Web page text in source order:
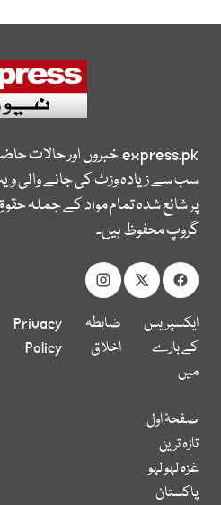
express.pkخبروں اور حالات
سب سے زیادہ وزٹ کی جانے والی
پر شائع شدہ تمام مواد کے جملہ
گروپ محفوظ ہیں۔
ایکسپریس
کے بارے
میں
ضابطہ
اخلاق
Privacy
Policy
صفحۂ اول
تازہ ترین
غزہ لہو لہو
پاکستان